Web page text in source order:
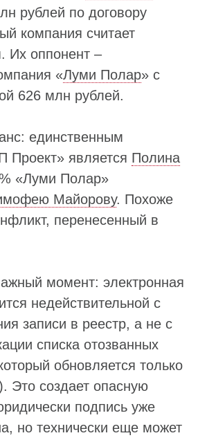
рублей по договору
компания считает
Их оппонент –
«Луми Полар» с
626 млн рублей.
единственным
Проект» является Полина
«Луми Полар»
Майорову. Похоже
перенесенный в
момент: электронная
недействительной с
записи в реестр, а не с
списка отозванных
обновляется только
Это создает опасную
подпись уже
но технически еще может